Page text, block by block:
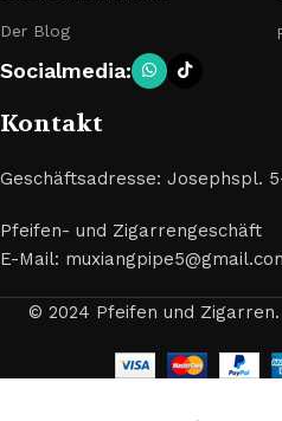
Der Blog
Socialmedia:
Kontakt
Geschäftsadresse: Josephspl.
Pfeifen- und Zigarrengeschäft
E-Mail:
© 2024 Pfeifen und